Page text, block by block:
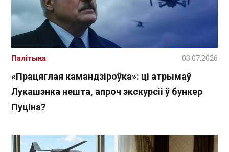
«Працяглая камандзіроўка»: ці атрымаў
Лукашэнка нешта, апроч экскурсіі ў бункер
Пуціна?
Палітыка 03.07.2026